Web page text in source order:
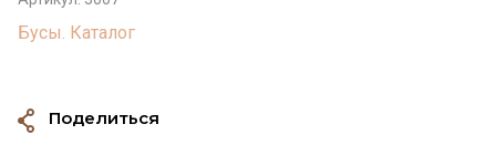
Бусы. Каталог
Поделиться